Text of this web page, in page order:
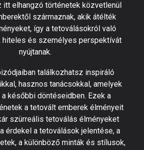
itt elhangzó történetek közvetlenül
származnak, akik átélték
így a tetoválásokról való
és személyes perspektívát
nyújtanak.
találkozhatsz inspiráló
hasznos tanácsokkal, amelyek
későbbi döntéseidben. Ezek a
a tetovált emberek élményeit
szürreális tetoválás élményeket
érdekel a tetoválások jelentése, a
a különböző minták és stílusok,